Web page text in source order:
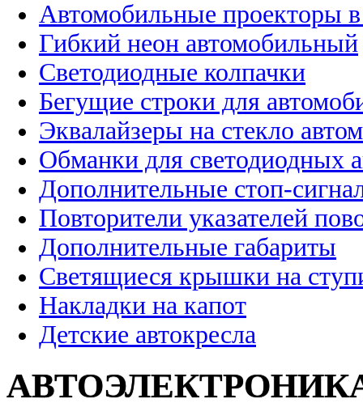
Автомобильные проекторы
Гибкий неон автомобильный
Светодиодные колпачки
Бегущие строки для
Эквалайзеры на стекло
Обманки для светодиодных
Дополнительные стоп-
Повторители указателей
Дополнительные габариты
Светящиеся крышки на
Накладки на капот
Детские автокресла